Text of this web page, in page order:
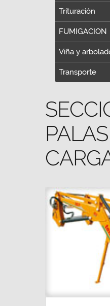
Trituración
FUMIGACION
Viña y
Transporte
PALAS